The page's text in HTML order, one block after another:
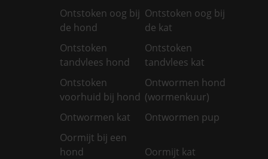
Ontstoken oog bij
de hond
Ontstoken oog bij
de kat
Ontstoken
tandvlees hond
Ontstoken
tandvlees kat
Ontstoken
voorhuid bij hond
Ontwormen hond
(wormenkuur)
Ontwormen kat
Ontwormen pup
Oormijt bij een
hond
Oormijt kat